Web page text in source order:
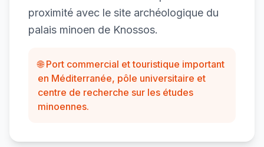
proximité avec le site archéologique du
palais minoen de Knossos.
🌐 Port commercial et touristique important
en Méditerranée, pôle universitaire et
centre de recherche sur les études
minoennes.